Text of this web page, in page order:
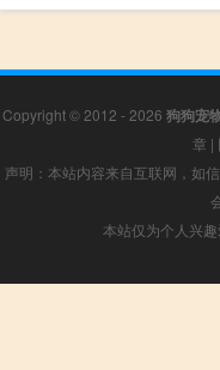
Copyright © 2012 - 2026 狗狗宠
章 |
声明：本站内容来自互联网，如
本站仅为个人兴